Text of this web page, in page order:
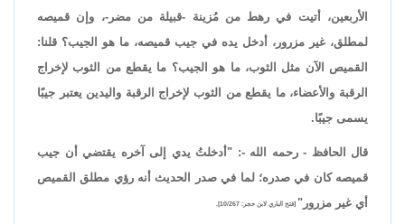
الأربعين، أتيت في رهط من مُزينة -قبيلة من مضر-، وإن قميصه
لمطلق، غير مزرور، أدخل يده في جيب قميصه، ما هو الجيب؟ قلنا:
القميص الآن مثل الثوب، ما هو الجيب؟ ما يقطع من الثوب لإخراج
الرقبة والأعضاء، ما يقطع من الثوب لإخراج الرقبة واليدين يعتبر جيبًا
يسمى جيبًا.
قال الحافظ - رحمه الله -: "أدخلتُ يدي إلى آخره يقتضي أن جيب
قميصه كان في صدره؛ لما في صدر الحديث أنه رؤي مطلق القميص
أي غير مزرور" [فتح الباري لابن حجر: 10/267].